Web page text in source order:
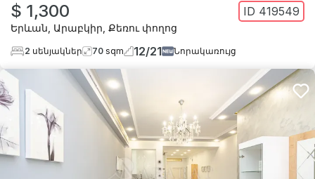
$ 1,300 ID 419549
Երևան Արաբկիր Քեռու փողոց
2 սենյակներ 70 sqm 12/21 Նորակառույց